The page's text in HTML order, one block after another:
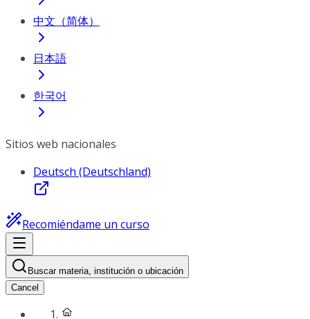
中文（简体）
日本語
한국어
Sitios web nacionales
Deutsch (Deutschland)
Recomiéndame un curso
Buscar materia, institución o ubicación
Cancel